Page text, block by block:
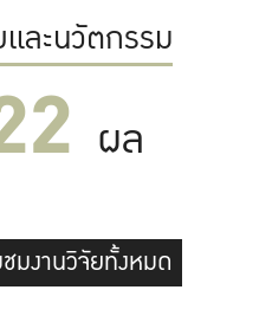
ละนวัตกรรม
ผล
มงานวิจัยทั้งหมด